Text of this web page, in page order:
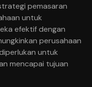
pemasaran
untuk
efektif dengan
perusahaan
untuk
mencapai tujuan